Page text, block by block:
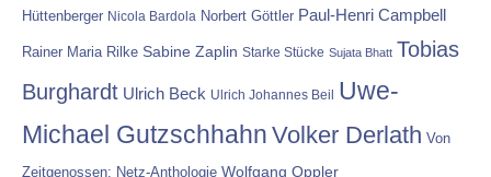
Hüttenberger Nicola Bardola Norbert Göttler Paul-Henri Campbell
Rainer Maria Rilke Sabine Zaplin Starke Stücke Sujata Bhatt Tobias
Burghardt Ulrich Beck Ulrich Johannes Beil
Uwe-
Michael Gutzschhahn Volker Derlath Von
Zeitgenossen: Netz-Anthologie Wolfgang Oppler